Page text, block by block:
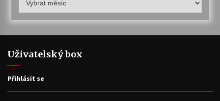
archiv
Uživatelský box
Přihlásit se